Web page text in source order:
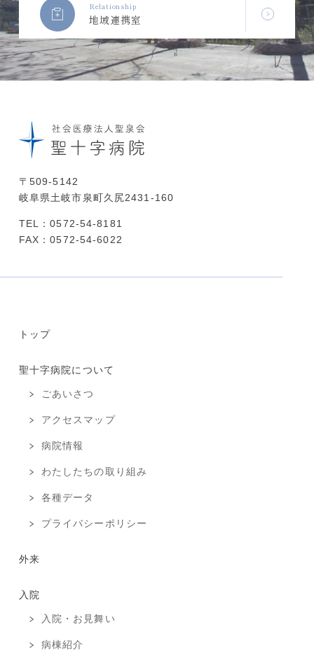
Relationship
地域連携室
〒509-5142
岐阜県土岐市泉町久尻2431-160
TEL：0572-54-8181
FAX：0572-54-6022
トップ
聖十字病院について
ごあいさつ
アクセスマップ
病院情報
わたしたちの取り組み
各種データ
プライバシーポリシー
外来
入院
入院・お見舞い
病棟紹介